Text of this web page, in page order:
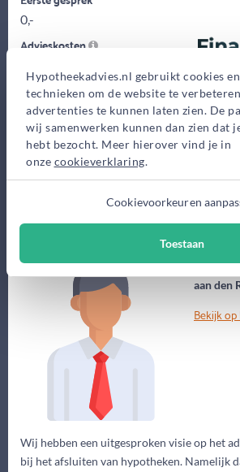
Hypotheekadvies.nl gebruikt cookies
technieken om de website te
advertenties te kunnen laten zien. De
wij samenwerken kunnen dan zien dat
hebt bezocht. Meer hierover vind je in
onze cookieverklaring.
Cookievoorkeuren
Toestaan
0,-
Advieskosten
Maak gratis afspraak
Meer informatie
aan den
Bekijk
Wij hebben een uitgesproken visie op het
bij het afsluiten van hypotheken. Namelijk
Sander van der Vis